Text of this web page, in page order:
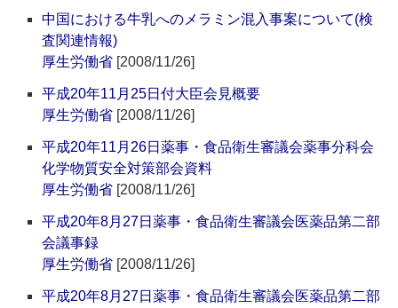
中国における牛乳へのメラミン混入事案について(検
査関連情報)
厚生労働省 [2008/11/26]
平成20年11月25日付大臣会見概要
厚生労働省 [2008/11/26]
平成20年11月26日薬事・食品衛生審議会薬事分科会
化学物質安全対策部会資料
厚生労働省 [2008/11/26]
平成20年8月27日薬事・食品衛生審議会医薬品第二部
会議事録
厚生労働省 [2008/11/26]
平成20年8月27日薬事・食品衛生審議会医薬品第二部